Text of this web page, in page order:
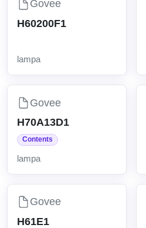
Govee
H60200F1
lampa
Govee
H70A13D1
Contents
lampa
Govee
H61E1